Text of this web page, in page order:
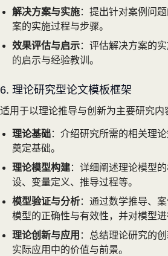
解决方案与实施：提出针对案例问
案的实施过程与步骤。
效果评估与启示：评估解决方案的
的启示与经验教训。
6. 理论研究型论文模板框架
适用于以理论推导与创新为主要研究内
理论基础：介绍研究所需的相关理
奠定基础。
理论模型构建：详细阐述理论模型
设、变量定义、推导过程等。
模型验证与分析：通过数学推导、
模型的正确性与有效性，并对模型进
理论创新与应用 ：总结理论研究的
实际应用中的价值与前景。